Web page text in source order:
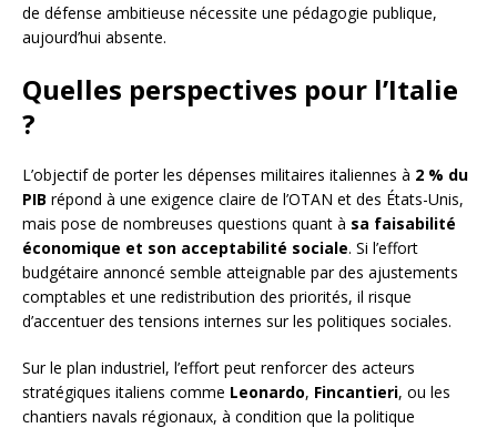
de défense ambitieuse nécessite une pédagogie publique,
aujourd’hui absente.
Quelles perspectives pour l’Italie
?
L’objectif de porter les dépenses militaires italiennes à 2 % du
PIB répond à une exigence claire de l’OTAN et des États-Unis,
mais pose de nombreuses questions quant à sa faisabilité
économique et son acceptabilité sociale. Si l’effort
budgétaire annoncé semble atteignable par des ajustements
comptables et une redistribution des priorités, il risque
d’accentuer des tensions internes sur les politiques sociales.
Sur le plan industriel, l’effort peut renforcer des acteurs
stratégiques italiens comme Leonardo, Fincantieri, ou les
chantiers navals régionaux, à condition que la politique